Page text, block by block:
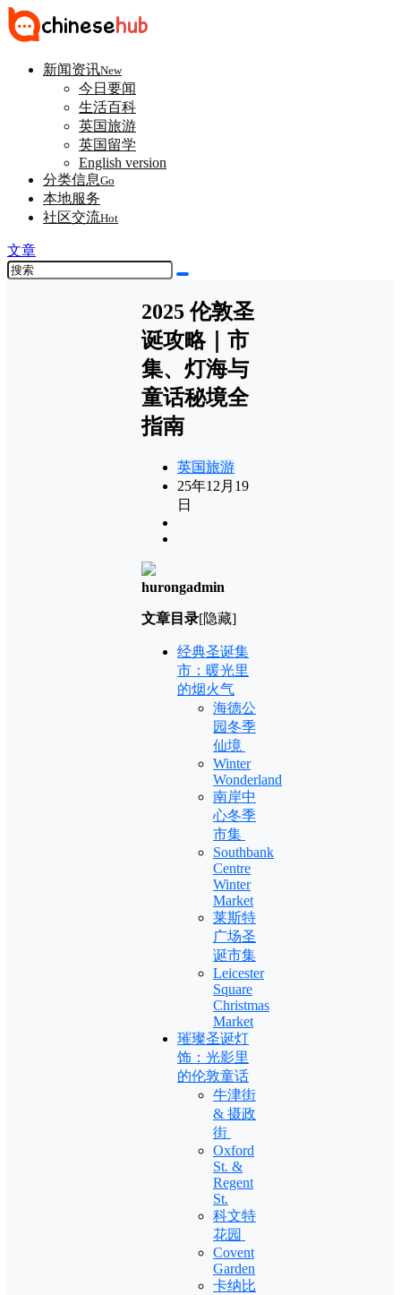
新闻资讯New
今日要闻
生活百科
英国旅游
英国留学
English version
分类信息Go
本地服务
社区交流Hot
文章
2025 伦敦圣
诞攻略｜市
集、灯海与
童话秘境全
指南
英国旅游
25年12月19
日
hurongadmin
文章目录[隐藏]
经典圣诞集
市：暖光里
的烟火气
海德公
园冬季
仙境
Winter
Wonderland
南岸中
心冬季
市集
Southbank
Centre
Winter
Market
莱斯特
广场圣
诞市集
Leicester
Square
Christmas
Market
璀璨圣诞灯
饰：光影里
的伦敦童话
牛津街
& 摄政
街
Oxford
St. &
Regent
St.
科文特
花园
Covent
Garden
卡纳比